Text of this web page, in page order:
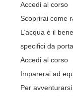
Accedi al corso
Scoprirai come
L’acqua è il
specifici da
Accedi al corso
Imparerai ad
Per